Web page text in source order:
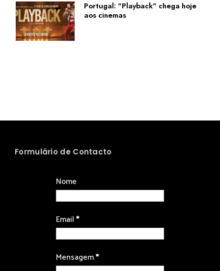
Portugal: "Playback" chega hoje
aos cinemas
Formulário de Contacto
Nome
Email*
Mensagem*